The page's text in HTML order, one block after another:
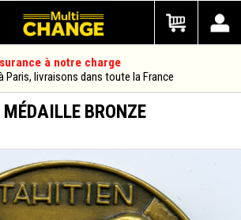
à notre charge
Paris, livraisons dans toute la France
BRONZE